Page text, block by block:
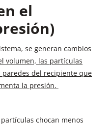
desplazará para hacerlo?
que se consuma el O2
evolucionará hacia la
el
se generan cambios
volumen, las partículas
paredes del recipiente que
la presión.
chocan menos